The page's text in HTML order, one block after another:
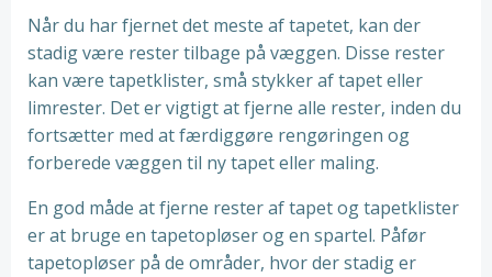
Når du har fjernet det meste af tapetet, kan der
stadig være rester tilbage på væggen. Disse rester
kan være tapetklister, små stykker af tapet eller
limrester. Det er vigtigt at fjerne alle rester, inden du
fortsætter med at færdiggøre rengøringen og
forberede væggen til ny tapet eller maling.
En god måde at fjerne rester af tapet og tapetklister
er at bruge en tapetopløser og en spartel. Påfør
tapetopløser på de områder, hvor der stadig er